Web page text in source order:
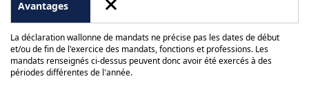
La déclaration wallonne de mandats ne précise pas les dates de début
et/ou de fin de l'exercice des mandats, fonctions et professions. Les
mandats renseignés ci-dessus peuvent donc avoir été exercés à des
périodes différentes de l'année.